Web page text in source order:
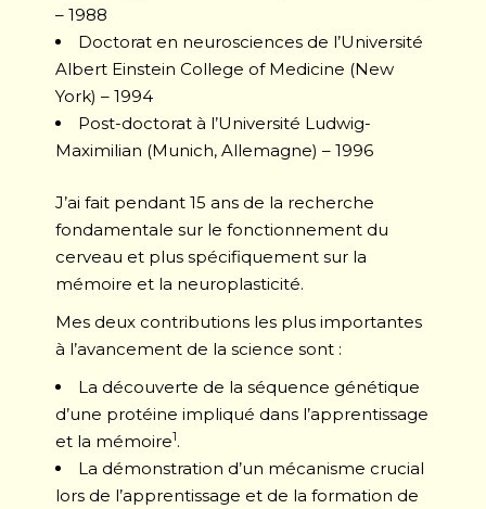
– 1988
Doctorat en neurosciences de l’Université
Albert Einstein College of Medicine (New
York) – 1994
Post-doctorat à l’Université Ludwig-
Maximilian (Munich, Allemagne) – 1996
J’ai fait pendant 15 ans de la recherche
fondamentale sur le fonctionnement du
cerveau et plus spécifiquement sur la
mémoire et la neuroplasticité.
Mes deux contributions les plus importantes
à l’avancement de la science sont :
La découverte de la séquence génétique
d’une protéine impliqué dans l’apprentissage
et la mémoire1.
La démonstration d’un mécanisme crucial
lors de l’apprentissage et de la formation de